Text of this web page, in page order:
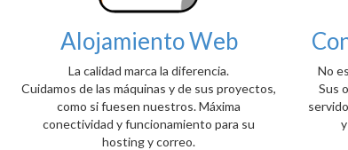
Alojamiento Web
La calidad marca la diferencia.
Cuidamos de las máquinas y de sus proyectos,
como si fuesen nuestros. Máxima
conectividad y funcionamiento para su
hosting y correo.
No
Sus